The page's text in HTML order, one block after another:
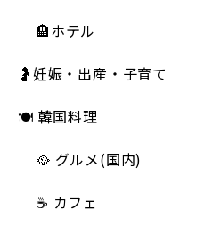
🏨ホテル
🤰妊娠・出産・子育て
🍽 韓国料理
🥘 グルメ(国内)
☕️ カフェ